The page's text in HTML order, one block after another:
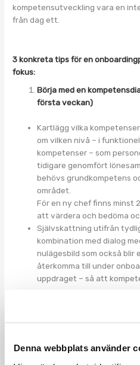
Denna webbplats använder
kompetensutveckling vara en
från dag ett.
3 konkreta tips för en
fokus:
Börja med en
första veckan)
Kartlägg vilka
om vilken nivå – i
kompetenser – som
tidigare genomfört
behövs grundkompetens
området.
För en ny chef finns
att värdera och bedöma
Självskattning utifrån
kombination med dialog
nulägesbild som också
återkomma till under
uppdraget – så att
chefsansvar i både 3–6